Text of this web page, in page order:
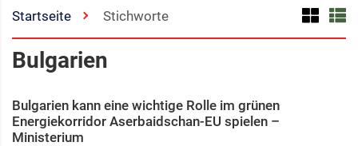
Startseite Stichworte
Bulgarien
Bulgarien kann eine wichtige Rolle im grünen
Energiekorridor Aserbaidschan-EU spielen –
Ministerium